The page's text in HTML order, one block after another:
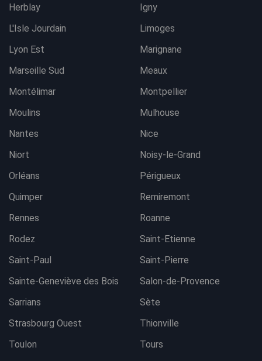
Herblay
Igny
L'Isle Jourdain
Limoges
Lyon Est
Marignane
Marseille Sud
Meaux
Montélimar
Montpellier
Moulins
Mulhouse
Nantes
Nice
Niort
Noisy-le-Grand
Orléans
Périgueux
Quimper
Remiremont
Rennes
Roanne
Rodez
Saint-Etienne
Saint-Paul
Saint-Pierre
Sainte-Geneviève des Bois
Salon-de-Provence
Sarrians
Sète
Strasbourg Ouest
Thionville
Toulon
Tours